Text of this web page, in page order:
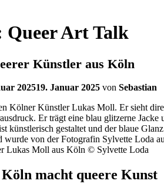
Queer Art Talk
Künstler aus Köln
202519. Januar 2025 von Sebastian
Lukas Moll aus Köln © Sylvette Loda
macht queere Kunst